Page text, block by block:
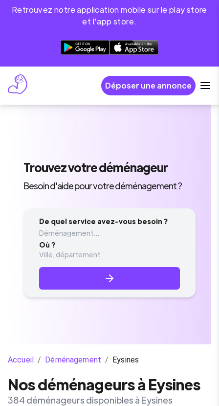
Retrouvez notre application mobile sur le play store
et l'app store.
Déposer une annonce
Trouvezvotre déménageur
Besoin d'aide pour votre déménagement ?
De quel service avez-vous besoin ?
Déménagement...
Où ?
Accueil / Déménagement / Eysines
Nos déménageurs à Eysines
384 déménageurs disponibles à Eysines